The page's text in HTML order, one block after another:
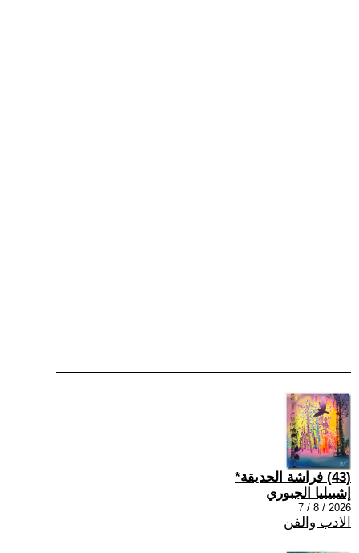
(43) فراشة الحديقة*
إشبيليا الجبوري
2026 / 8 / 7
الادب والفن